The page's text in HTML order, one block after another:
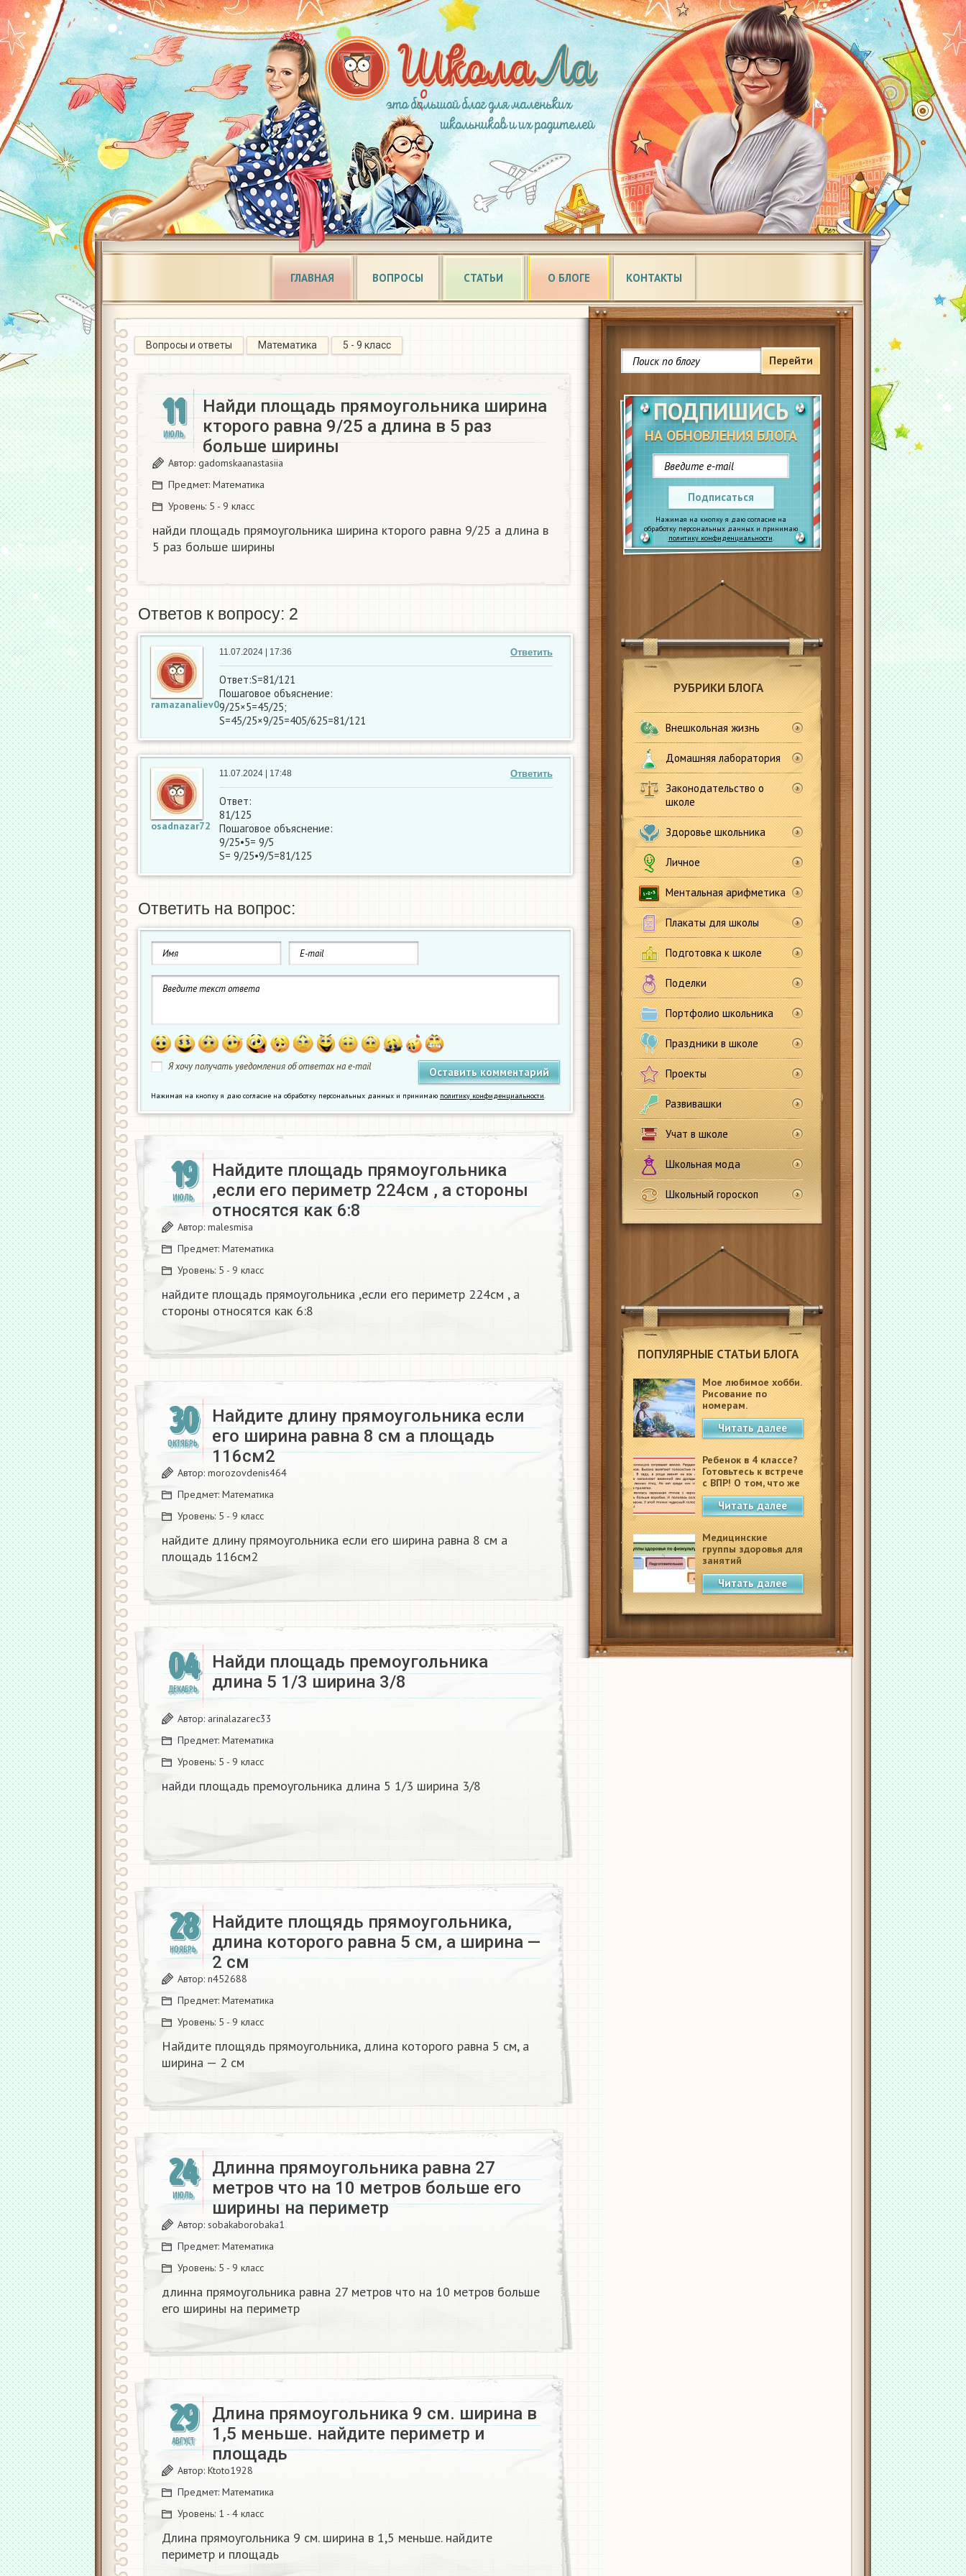
ГЛАВНАЯ ВОПРОСЫ СТАТЬИ О БЛОГЕ КОНТАКТЫ
Перейти
ПОДПИШИСЬ
НА ОБНОВЛЕНИЯ БЛОГА
Подписаться
Нажимая на кнопку я даю согласие на
обработку персональных данных и принимаю
политику конфиденциальности.
РУБРИКИ БЛОГА
Внешкольная жизнь
Домашняя лаборатория
Законодательство о
школе
Здоровье школьника
Личное
Ментальная арифметика
Плакаты для школы
Подготовка к школе
Поделки
Портфолио школьника
Праздники в школе
Проекты
Развивашки
Учат в школе
Школьная мода
Школьный гороскоп
ПОПУЛЯРНЫЕ СТАТЬИ БЛОГА
Мое любимое хобби.
Рисование по
номерам.
Читать далее
Ребенок в 4 классе?
Готовьтесь к встрече
с ВПР! О том, что же
это такое.
Читать далее
Медицинские
группы здоровья для
занятий
физкультурой в
школеЧитать далее
Вопросы и ответы Математика 5 - 9 класс
11
ИЮЛЬ
Найди площадь прямоугольника ширина
кторого равна 9/25 а длина в 5 раз
больше ширины​
Автор: gadomskaanastasiia
Предмет: Математика
Уровень: 5 - 9 класс
найди площадь прямоугольника ширина кторого равна 9/25 а длина в
5 раз больше ширины​
Ответов к вопросу: 2
ramazanaliev0
Ответить
11.07.2024 | 17:36
Ответ:S=81/121
Пошаговое объяснение:
9/25×5=45/25;
S=45/25×9/25=405/625=81/121
osadnazar72
Ответить
11.07.2024 | 17:48
Ответ:
81/125
Пошаговое объяснение:
9/25•5= 9/5
S= 9/25•9/5=81/125
Ответить на вопрос:
Я хочу получать уведомления об ответах на e-mail
Нажимая на кнопку я даю согласие на обработку персональных данных и принимаю политику конфиденциальности.
19
ИЮЛЬ
Найдите площадь прямоугольника
,если его периметр 224см , а стороны
относятся как 6:8​
Автор: malesmisa
Предмет: Математика
Уровень: 5 - 9 класс
найдите площадь прямоугольника ,если его периметр 224см , а
стороны относятся как 6:8​
30
ОКТЯБРЬ
Найдите длину прямоугольника если
его ширина равна 8 см а площадь
116см2​
Автор: morozovdenis464
Предмет: Математика
Уровень: 5 - 9 класс
найдите длину прямоугольника если его ширина равна 8 см а
площадь 116см2​
04
ДЕКАБРЬ
Найди площадь премоугольника
длина 5 1/3 ширина 3/8 ​
Автор: arinalazarec33
Предмет: Математика
Уровень: 5 - 9 класс
найди площадь премоугольника длина 5 1/3 ширина 3/8
28
НОЯБРЬ
Найдите площядь прямоугольника,
длина которого равна 5 см, а ширина —
2 см​
Автор: n452688
Предмет: Математика
Уровень: 5 - 9 класс
Найдите площядь прямоугольника, длина которого равна 5 см, а
ширина — 2 см​
24
ИЮЛЬ
Длинна прямоугольника равна 27
метров что на 10 метров больше его
ширины на периметр​
Автор: sobakaborobaka1
Предмет: Математика
Уровень: 5 - 9 класс
длинна прямоугольника равна 27 метров что на 10 метров больше
его ширины на периметр​
29
АВГУСТ
Длина прямоугольника 9 см. ширина в
1,5 меньше. найдите периметр и
площадь​
Автор: Ktoto1928
Предмет: Математика
Уровень: 1 - 4 класс
Длина прямоугольника 9 см. ширина в 1,5 меньше. найдите
периметр и площадь​